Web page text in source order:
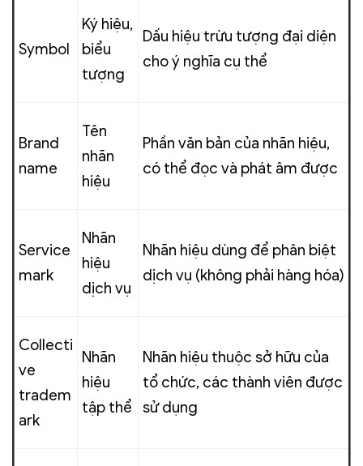
Symbol
Ký hiệu,
biểu
tượng
Dấu hiệu trừu tượng đại diện
cho ý nghĩa cụ thể
Brand
name
Tên
nhãn
hiệu
Phần văn bản của nhãn hiệu,
có thể đọc và phát âm được
Service
mark
Nhãn
hiệu
dịch vụ
Nhãn hiệu dùng để phân biệt
dịch vụ (không phải hàng hóa)
Collecti
ve
tradem
ark
Nhãn
hiệu
tập thể
Nhãn hiệu thuộc sở hữu của
tổ chức, các thành viên được
sử dụng